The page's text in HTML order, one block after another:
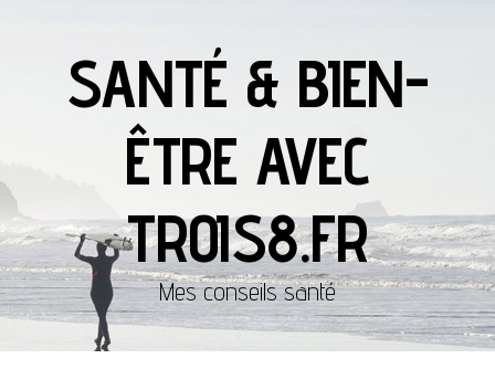
SANTÉ & BIEN-
ÊTRE AVEC
TROIS8.FR
Mes conseils santé